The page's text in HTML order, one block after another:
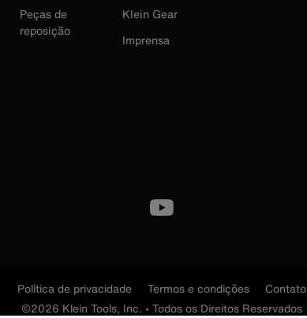
Peças de
reposição
Klein Gear
Imprensa
Política de privacidade Termos e condições
Contato
©2026 Klein Tools, Inc. • Todos os Direitos Reservados